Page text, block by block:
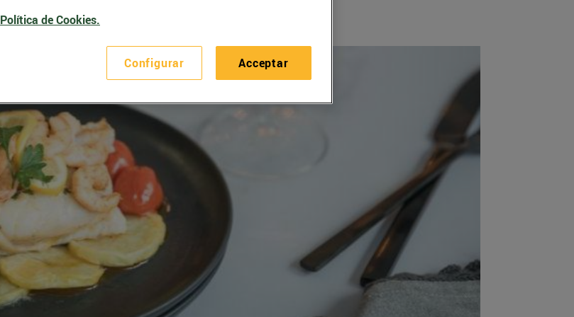
Política de Cookies.
Configurar Acceptar